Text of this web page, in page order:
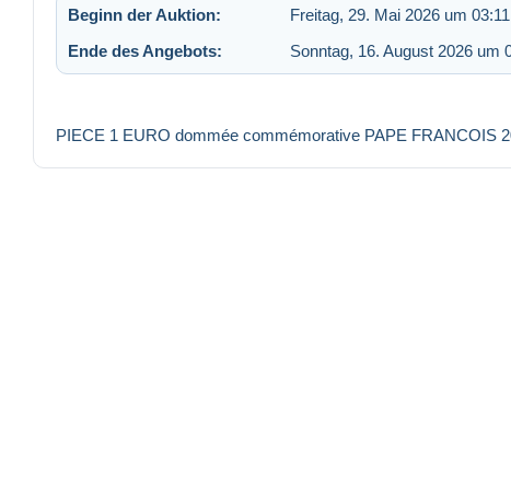
Beginn der Auktion: Freitag, 29. Mai 2026 um 03:11
Ende des Angebots:
Sonntag, 16. August 2026 um
PIECE 1 EURO dommée commémorative PAPE FRANCOIS